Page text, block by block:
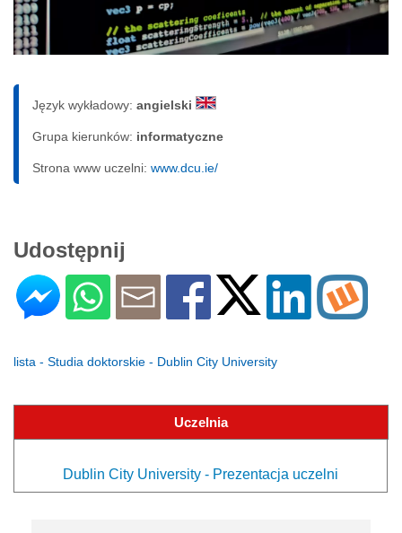
Język wykładowy: angielski
Grupa kierunków: informatyczne
Strona www uczelni: www.dcu.ie/
Udostępnij
lista - Studia doktorskie - Dublin City University
Uczelnia
Dublin City University - Prezentacja uczelni